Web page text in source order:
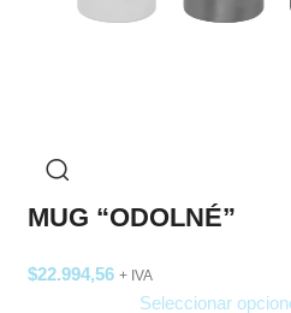
MUG “ODOLNÉ”
$22.994,56 + IVA
Seleccionar